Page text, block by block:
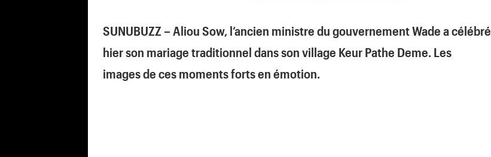
SUNUBUZZ – Aliou Sow, l’ancien ministre du gouvernement Wade a célébré
hier son mariage traditionnel dans son village Keur Pathe Deme. Les
images de ces moments forts en émotion.